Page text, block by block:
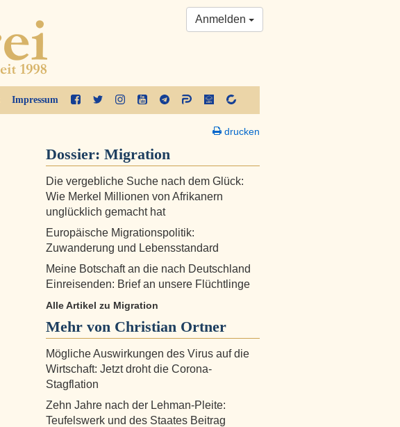
Impressum
Anmelden
drucken
Dossier: Migration
Die vergebliche Suche nach dem Glück:
Wie Merkel Millionen von Afrikanern
unglücklich gemacht hat
Europäische Migrationspolitik:
Zuwanderung und Lebensstandard
Meine Botschaft an die nach Deutschland
Einreisenden: Brief an unsere Flüchtlinge
Alle Artikel zu Migration
Mehr von Christian Ortner
Mögliche Auswirkungen des Virus auf die
Wirtschaft: Jetzt droht die Corona-
Stagflation
Zehn Jahre nach der Lehman-Pleite:
Teufelswerk und des Staates Beitrag